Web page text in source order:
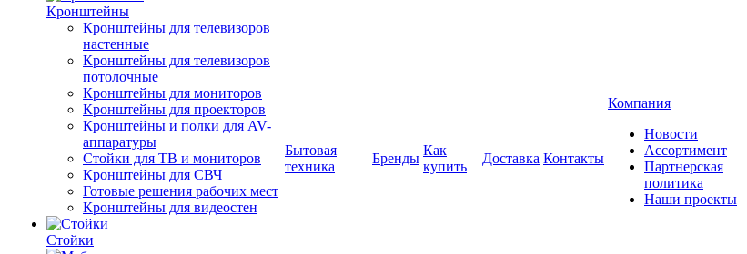
Кронштейны
Кронштейны для телевизоров
настенные
Кронштейны для телевизоров
потолочные
Кронштейны для мониторов
Кронштейны для проекторов
Кронштейны и полки для AV-
аппаратуры
Стойки для ТВ и мониторов
Кронштейны для СВЧ
Готовые решения рабочих мест
Кронштейны для видеостен
Стойки
Бытовая
техника
Бренды
Как
купить
Доставка Контакты
Компания
Новости
Ассортимент
Партнерская
политика
Наши проекты